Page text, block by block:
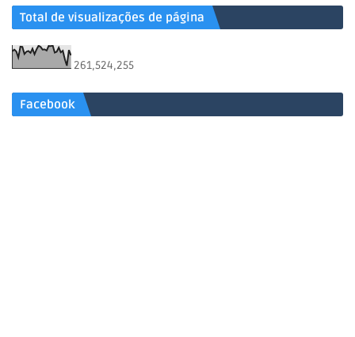
Total de visualizações de página
261,524,255
Facebook